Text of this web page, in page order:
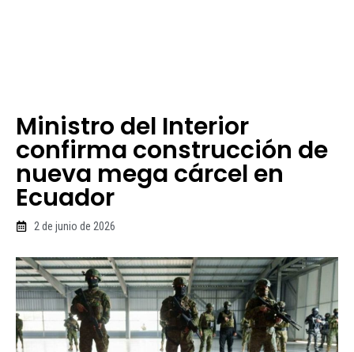
Ministro del Interior
confirma construcción de
nueva mega cárcel en
Ecuador
2 de junio de 2026